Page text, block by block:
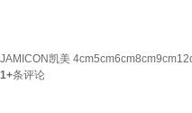
JAMICON凯美
1+条评论